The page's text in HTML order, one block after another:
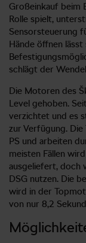
Großeinkauf beim
Rolle spielt,
Sensorsteuerung
Hände öffnen
schlägt der
Die Motoren des
Level gehoben.
verzichtet und es
zur Verfügung.
PS und arbeiten
meisten Fällen
ausgeliefert, doch
DSG nutzen. Die
wird in der
von nur 8,2